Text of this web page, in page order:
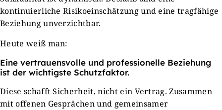
kontinuierliche Risikoeinschätzung und eine tragfähige
Beziehung unverzichtbar.
Heute weiß man:
Eine vertrauensvolle und professionelle Beziehung
ist der wichtigste Schutzfaktor.
Diese schafft Sicherheit, nicht ein Vertrag. Zusammen
mit offenen Gesprächen und gemeinsamer